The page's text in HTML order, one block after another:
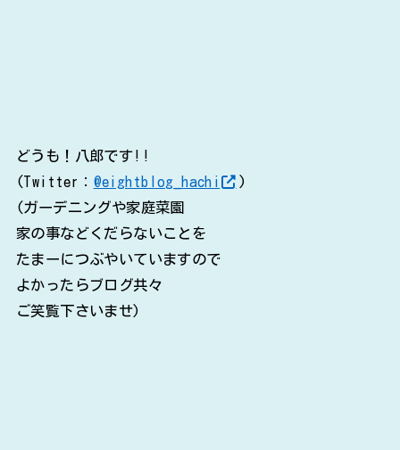
どうも！八郎です!!
(Twitter： @eightblog_hachi
)
(ガーデニングや家庭菜園
家の事などくだらないことを
たまーにつぶやいていますので
よかったらブログ共々
ご笑覧下さいませ)